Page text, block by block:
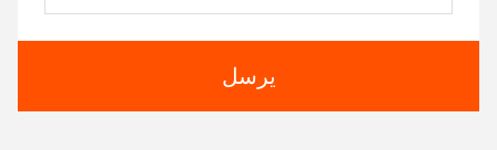
يرسل